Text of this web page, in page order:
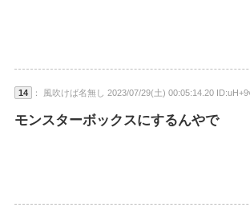
14 ： 風吹けば名無し 2023/07/29(土) 00:05:14.20
モンスターボックスにするんやで